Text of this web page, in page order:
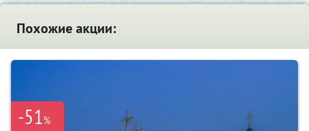
Похожие акции:
-51%